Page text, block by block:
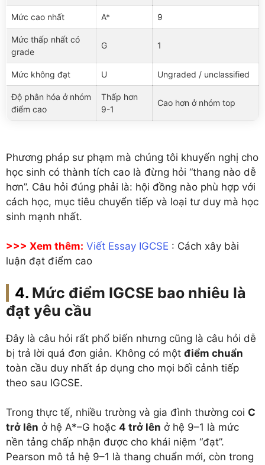
Mức cao nhất A* 9
Mức thấp nhất có
grade
G 1
Mức không đạt U Ungraded / unclassified
Độ phân hóa ở nhóm
điểm cao
Thấp hơn
9-1
Cao hơn ở nhóm top
Phương pháp sư phạm mà chúng tôi khuyến nghị cho
học sinh có thành tích cao là đừng hỏi “thang nào dễ
hơn”. Câu hỏi đúng phải là: hội đồng nào phù hợp với
cách học, mục tiêu chuyển tiếp và loại tư duy mà học
sinh mạnh nhất.
>>> Xem thêm: Viết Essay IGCSE : Cách xây bài
luận đạt điểm cao
Mức điểm IGCSE bao nhiêu là
đạt yêu cầu
Đây là câu hỏi rất phổ biến nhưng cũng là câu hỏi dễ
bị trả lời quá đơn giản. Không có một điểm chuẩn
toàn cầu duy nhất áp dụng cho mọi bối cảnh tiếp
theo sau IGCSE.
Trong thực tế, nhiều trường và gia đình thường coi C
trở lên ở hệ A*–G hoặc 4 trở lên ở hệ 9–1 là mức
nền tảng chấp nhận được cho khái niệm “đạt”.
Pearson mô tả hệ 9–1 là thang chuẩn mới, còn trong